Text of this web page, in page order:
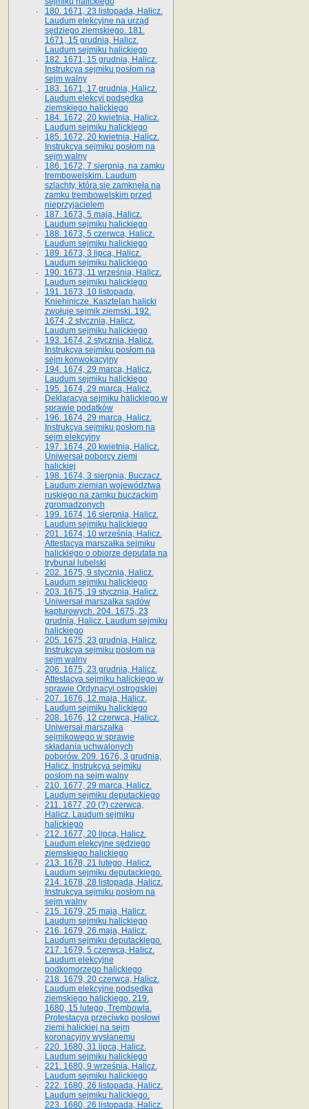
180. 1671, 23 listopada, Halicz.
Laudum elekcyjne na urząd
sędziego ziemskiego. 181.
1671, 15 grudnia, Halicz.
Laudum sejmiku halickiego
182. 1671, 15 grudnia, Halicz.
Instrukcya sejmiku posłom na
sejm walny
183. 1671, 17 grudnia, Halicz.
Laudum elekcyi podsędka
ziemskiego halickiego
184. 1672, 20 kwietnia, Halicz.
Laudum sejmiku halickiego
185. 1672, 20 kwietnia, Halicz.
Instrukcya sejmiku posłom na
sejm walny
186. 1672, 7 sierpnia, na zamku
trembowelskim. Laudum
szlachty, która się zamknęła na
zamku trembowelskim przed
nieprzyjacielem
187. 1673, 5 maja, Halicz.
Laudum sejmiku halickiego
188. 1673, 5 czerwca, Halicz.
Laudum sejmiku halickiego
189. 1673, 3 lipca, Halicz.
Laudum sejmiku halickiego
190. 1673, 11 września, Halicz.
Laudum sejmiku halickiego
191. 1673, 10 listopada,
Kniehinicze. Kasztelan halicki
zwołuje sejmik ziemski. 192.
1674, 2 stycznia, Halicz.
Laudum sejmiku halickiego
193. 1674, 2 stycznia, Halicz.
Instrukcya sejmiku posłom na
sejm konwokacyjny
194. 1674, 29 marca, Halicz.
Laudum sejmiku halickiego
195. 1674, 29 marca, Halicz.
Deklaracya sejmiku halickiego w
sprawie podatków
196. 1674, 29 marca, Halicz.
Instrukcya sejmiku posłom na
sejm elekcyjny
197. 1674, 20 kwietnia, Halicz.
Uniwersał poborcy ziemi
halickiej
198. 1674, 3 sierpnia, Buczacz.
Laudum ziemian województwa
ruskiego na zamku buczackim
zgromadzonych
199. 1674, 16 sierpnia, Halicz.
Laudum sejmiku halickiego
201. 1674, 10 września, Halicz.
Attestacya marszałka sejmiku
halickiego o obiorze deputata na
trybunał lubelski
202. 1675, 9 stycznia, Halicz.
Laudum sejmiku halickiego
203. 1675, 19 stycznia, Halicz.
Uniwersał marszałka sądów
kapturowych. 204. 1675, 23
grudnia, Halicz. Laudum sejmiku
halickiego
205. 1675, 23 grudnia, Halicz.
Instrukcya sejmiku posłom na
sejm walny
206. 1675, 23 grudnia, Halicz.
Attestacya sejmiku halickiego w
sprawie Ordynacyi ostrogskiej
207. 1676, 12 maja, Halicz.
Laudum sejmiku halickiego
208. 1676, 12 czerwca, Halicz.
Uniwersał marszałka
sejmikowego w sprawie
składania uchwalonych
poborów. 209. 1676, 3 grudnia,
Halicz. Instrukcya sejmiku
posłom na sejm walny
210. 1677, 29 marca, Halicz.
Laudum sejmiku deputackiego
211. 1677, 20 (?) czerwca,
Halicz. Laudum sejmiku
halickiego
212. 1677, 20 lipca, Halicz.
Laudum elekcyjne sędziego
ziemskiego halickiego
213. 1678, 21 lutego, Halicz.
Laudum sejmiku deputackiego.
214. 1678, 28 listopada, Halicz.
Instrukcya sejmiku posłom na
sejm walny
215. 1679, 25 maja, Halicz.
Laudum sejmiku halickiego
216. 1679, 26 maja, Halicz.
Laudum sejmiku deputackiego.
217. 1679, 5 czerwca, Halicz.
Laudum elekcyjne
podkomorzego halickiego
218. 1679, 20 czerwca, Halicz.
Laudum elekcyjne podsędka
ziemskiego halickiego. 219.
1680, 15 lutego, Trembowla.
Protestacya przeciwko posłowi
ziemi halickiej na sejm
koronacyjny wysłanemu
220. 1680, 31 lipca, Halicz.
Laudum sejmiku halickiego
221. 1680, 9 września, Halicz.
Laudum sejmiku halickiego
222. 1680, 26 listopada, Halicz.
Laudum sejmiku halickiego.
223. 1680, 26 listopada, Halicz.